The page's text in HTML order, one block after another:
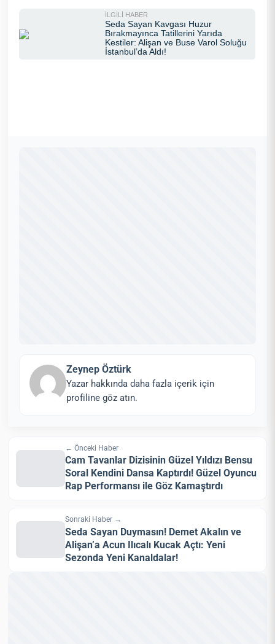
Zeynep Öztürk
Yazar hakkında daha fazla içerik için
profiline göz atın.
← Önceki Haber
Cam Tavanlar Dizisinin Güzel Yıldızı Bensu
Soral Kendini Dansa Kaptırdı! Güzel Oyuncu
Rap Performansı ile Göz Kamaştırdı
Sonraki Haber →
Seda Sayan Duymasın! Demet Akalın ve
Alişan’a Acun Ilıcalı Kucak Açtı: Yeni
Sezonda Yeni Kanaldalar!